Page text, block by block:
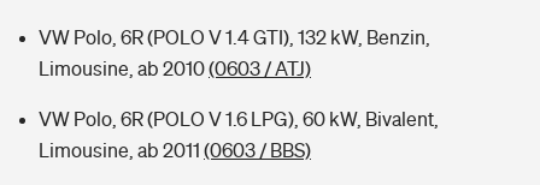
VW Polo, 6R (POLO V 1.4 GTI), 132 kW, Benzin,
Limousine, ab 2010(0603 / ATJ)
VW Polo, 6R (POLO V 1.6 LPG), 60 kW, Bivalent,
Limousine, ab 2011 (0603 / BBS)